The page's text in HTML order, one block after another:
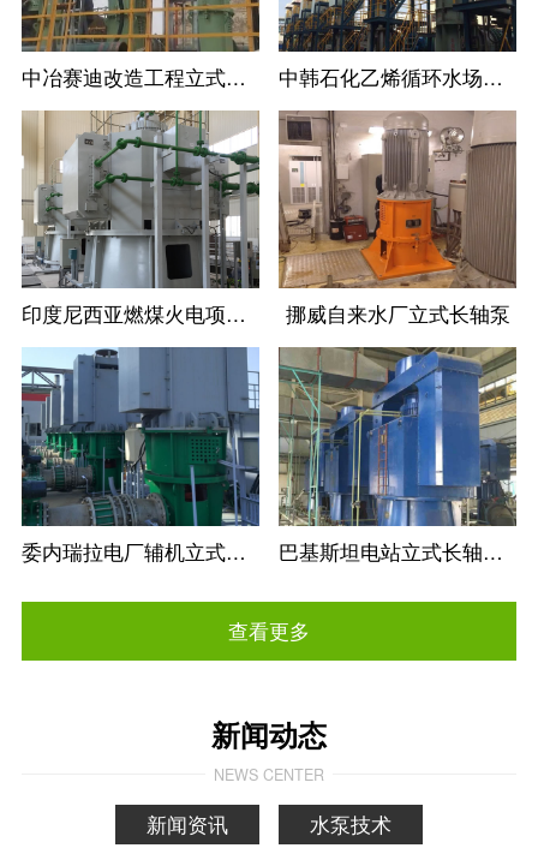
中冶赛迪改造工程立式长轴泵 中韩石化乙烯循环水场立式长轴泵
印度尼西亚燃煤火电项目立式长轴循环水泵 挪威自来水厂立式长轴泵
委内瑞拉电厂辅机立式长轴循环水泵 巴基斯坦电站立式长轴循环水泵
查看更多
新闻动态
NEWS CENTER
新闻资讯 水泵技术